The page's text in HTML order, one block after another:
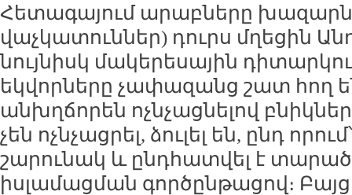
Հետագայում արաբները
վաչկատուններ) դուրս մղեցին
նույնիսկ մակերեսային
եկվորները չափազանց շատ հող են
անխղճորեն ոչնչացնելով
չեն ոչնչացրել, ձուլել են, ընդ
շարունակ և ընդհատվել է
իսլամացման գործընթացով։